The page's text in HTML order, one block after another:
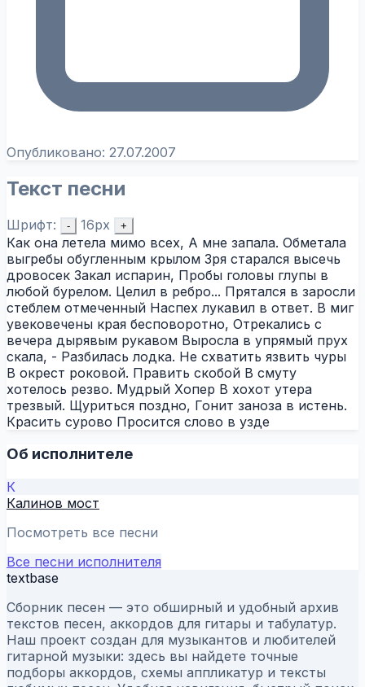
Опубликовано: 27.07.2007
Текст песни
Шрифт: - 16px +
Как она летела мимо всех, А мне запала. Обметала
выгребы обугленным крылом Зря старался высечь
дровосек Закал испарин, Пробы головы глупы в
любой бурелом. Целил в ребро... Прятался в заросли
стеблем отмеченный Наспех лукавил в ответ. В миг
увековечены края бесповоротно, Отрекались с
вечера дырявым рукавом Выросла в упрямый прух
скала, - Разбилась лодка. Не схватить язвить чуры
В окрест роковой. Править скобой В смуту
хотелось резво. Мудрый Хопер В хохот утера
трезвый. Щуриться поздно, Гонит заноза в истень.
Красить сурово Просится слово в узде
Об исполнителе
К
Калинов мост
Посмотреть все песни
Все песни исполнителя
textbase
Сборник песен — это обширный и удобный архив
текстов песен, аккордов для гитары и табулатур.
Наш проект создан для музыкантов и любителей
гитарной музыки: здесь вы найдете точные
подборы аккордов, схемы аппликатур и тексты